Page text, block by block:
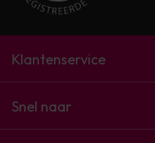
Klantenservice
Snel naar